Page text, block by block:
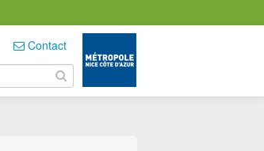
Contact